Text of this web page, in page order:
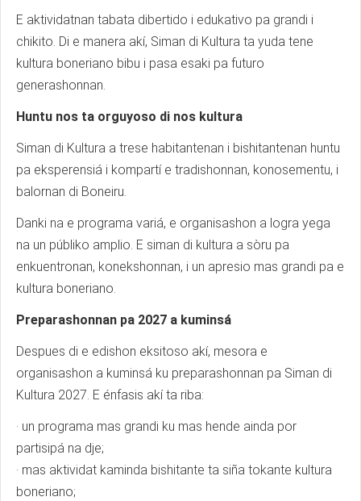
E aktividatnan tabata dibertido i edukativo pa grandi i
chikito. Di e manera akí, Siman di Kultura ta yuda tene
kultura boneriano bibu i pasa esaki pa futuro
generashonnan.
Huntu nos ta orguyoso di nos kultura
Siman di Kultura a trese habitantenan i bishitantenan huntu
pa eksperensiá i kompartí e tradishonnan, konosementu, i
balornan di Boneiru.
Danki na e programa variá, e organisashon a logra yega
na un públiko amplio. E siman di kultura a sòru pa
enkuentronan, konekshonnan, i un apresio mas grandi pa e
kultura boneriano.
Preparashonnan pa 2027 a kuminsá
Despues di e edishon eksitoso akí, mesora e
organisashon a kuminsá ku preparashonnan pa Siman di
Kultura 2027. E énfasis akí ta riba:
· un programa mas grandi ku mas hende ainda por
partisipá na dje;
· mas aktividat kaminda bishitante ta siña tokante kultura
boneriano;